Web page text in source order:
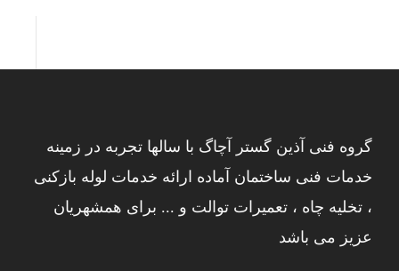
گروه فنی آذین گستر آچاگ با سالها تجربه در زمینه
خدمات فنی ساختمان آماده ارائه خدمات لوله بازکنی
، تخلیه چاه ، تعمیرات توالت و ... برای همشهریان
عزیز می باشد